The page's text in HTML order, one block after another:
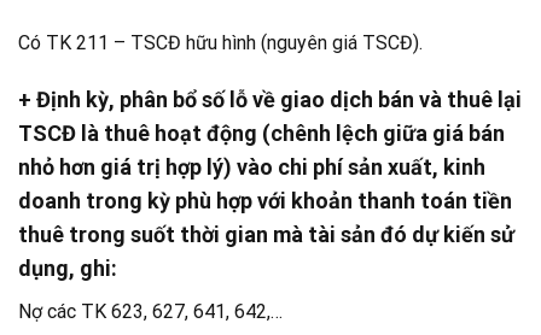
Có TK 211 – TSCĐ hữu hình (nguyên giá TSCĐ).
+ Định kỳ, phân bổ số lỗ về giao dịch bán và thuê lại
TSCĐ là thuê hoạt động (chênh lệch giữa giá bán
nhỏ hơn giá trị hợp lý) vào chi phí sản xuất, kinh
doanh trong kỳ phù hợp với khoản thanh toán tiền
thuê trong suốt thời gian mà tài sản đó dự kiến sử
dụng, ghi:
Nợ các TK 623, 627, 641, 642,…